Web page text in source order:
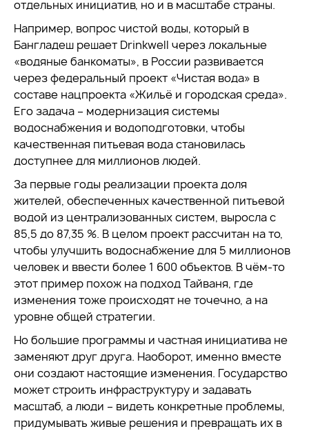
отдельных инициатив, но и в масштабе страны.
Например, вопрос чистой воды, который в
Бангладеш решает Drinkwell через локальные
«водяные банкоматы», в России развивается
через федеральный проект «Чистая вода» в
составе нацпроекта «Жильё и городская среда».
Его задача – модернизация системы
водоснабжения и водоподготовки, чтобы
качественная питьевая вода становилась
доступнее для миллионов людей.
За первые годы реализации проекта доля
жителей, обеспеченных качественной питьевой
водой из централизованных систем, выросла с
85,5 до 87,35 %. В целом проект рассчитан на то,
чтобы улучшить водоснабжение для 5 миллионов
человек и ввести более 1 600 объектов. В чём-то
этот пример похож на подход Тайваня, где
изменения тоже происходят не точечно, а на
уровне общей стратегии.
Но большие программы и частная инициатива не
заменяют друг друга. Наоборот, именно вместе
они создают настоящие изменения. Государство
может строить инфраструктуру и задавать
масштаб, а люди – видеть конкретные проблемы,
придумывать живые решения и превращать их в